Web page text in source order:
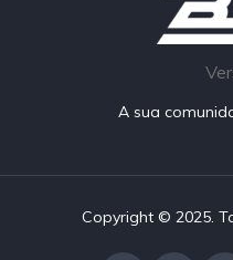
A sua
Copyright © 2025.